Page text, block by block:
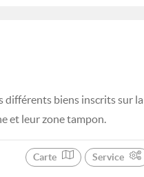
différents biens inscrits sur la
et leur zone tampon.
Carte Service